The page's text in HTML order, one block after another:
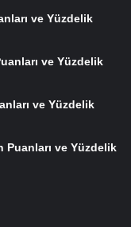
ve Yüzdelik
ve Yüzdelik
ve Yüzdelik
Puanları ve Yüzdelik